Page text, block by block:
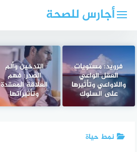
أجارس للصحة
فرويد: مستويات
العقل الواعي
واللاواعي وتأثيرها
على السلوك
التدخين وألم
الصدر: فهم
العلاقة المعقدة
وتأثيراتها
نمط حياة